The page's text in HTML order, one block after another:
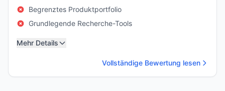
Begrenztes Produktportfolio
Grundlegende Recherche-Tools
Mehr Details
Vollständige Bewertung lesen